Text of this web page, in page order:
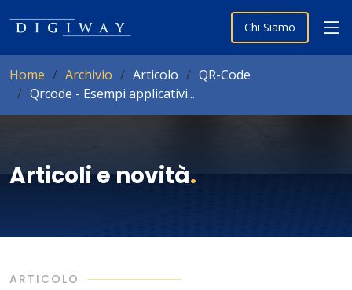
Chi Siamo
Home Archivio Articolo
QR-Code
Qrcode - Esempi applicativi...
Articoli e novità.
ARTICOLO